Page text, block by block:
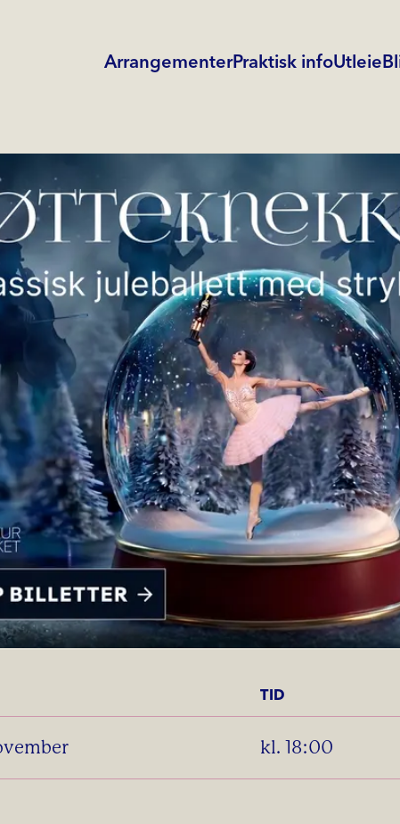
ArrangementerPraktisk infoUtleie
TID
kl. 18:00